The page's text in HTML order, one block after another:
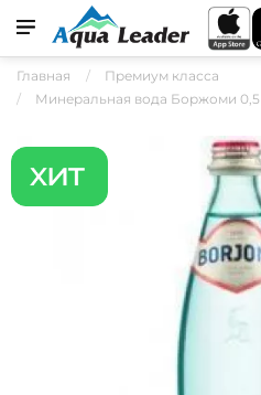
Главная
Премиум класса
Минеральная вода Боржоми 0,5